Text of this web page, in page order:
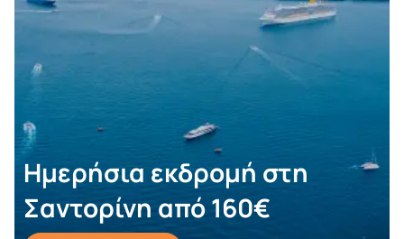
Ημερήσια εκδρομή στη
Σαντορίνη από 160€